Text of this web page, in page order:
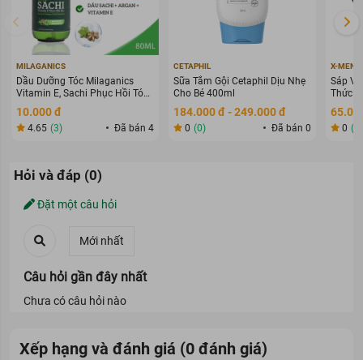
MILAGANICS
Dầu Dưỡng Tóc Milaganics
Vitamin E, Sachi Phục Hồi Tóc
80ml
10.000 đ
4.65 (3) Đã bán 4
CETAPHIL
Sữa Tắm Gội Cetaphil Dịu Nhẹ
Cho Bé 400ml
184.000 đ - 249.000 đ
0 (0) Đã bán 0
X-MEN
Sáp
Thức
70g
0 (0)
Hỏi và đáp (0)
Đặt một câu hỏi
Câu hỏi gần đây nhất
Chưa có câu hỏi nào
Xếp hạng và đánh giá (0 đánh giá)